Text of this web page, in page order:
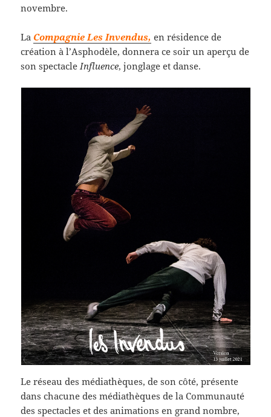
novembre.
La Compagnie Les Invendus, en résidence de
création à l’Asphodèle, donnera ce soir un aperçu de
son spectacle Influence, jonglage et danse.
Le réseau des médiathèques, de son côté, présente
dans chacune des médiathèques de la Communauté
des spectacles et des animations en grand nombre,